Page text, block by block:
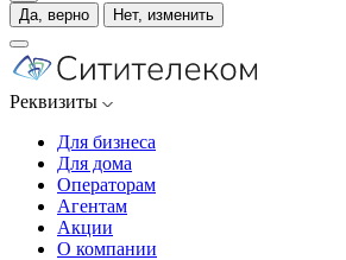
Да, верно
Нет, изменить
Реквизиты
Для бизнеса
Для дома
Операторам
Агентам
Акции
О компании